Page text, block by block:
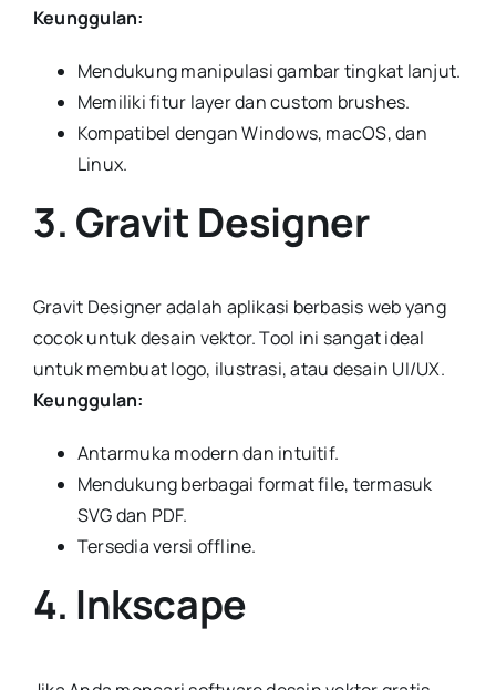
Keunggulan:
Mendukung manipulasi gambar tingkat lanjut.
Memiliki fitur layer dan custom brushes.
Kompatibel dengan Windows, macOS, dan
Linux.
3. Gravit Designer
Gravit Designer adalah aplikasi berbasis web yang
cocok untuk desain vektor. Tool ini sangat ideal
untuk membuat logo, ilustrasi, atau desain UI/UX.
Keunggulan:
Antarmuka modern dan intuitif.
Mendukung berbagai format file, termasuk
SVG dan PDF.
Tersedia versi offline.
4. Inkscape